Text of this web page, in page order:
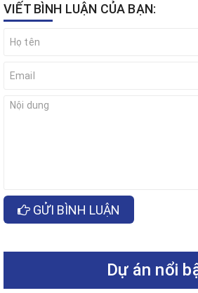
VIẾT BÌNH LUẬN CỦA BẠN:
GỬI BÌNH LUẬN
Dự án nổi